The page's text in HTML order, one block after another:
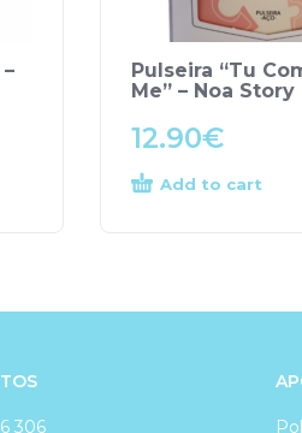
Pulseira “Tu
Me” – Noa Story
12.90€
Add to cart
306